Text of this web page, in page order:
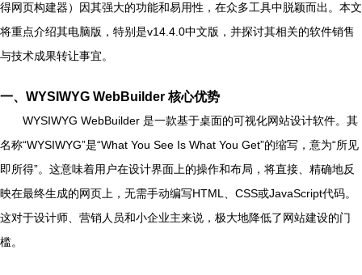
得网页构建器）因其强大的功能和易用性，在众多工具中脱颖而出。本文
将重点介绍其电脑版，特别是v14.4.0中文版，并探讨其相关的软件销售
与技术成果转让事宜。
一、WYSIWYG WebBuilder 核心优势
WYSIWYG WebBuilder 是一款基于桌面的可视化网站设计软件。其
名称“WYSIWYG”是“What You See Is What You Get”的缩写，意为“所见
即所得”。这意味着用户在设计界面上的操作和布局，将直接、精确地反
映在最终生成的网页上，无需手动编写HTML、CSS或JavaScript代码。
这对于设计师、营销人员和小企业主来说，极大地降低了网站建设的门
槛。